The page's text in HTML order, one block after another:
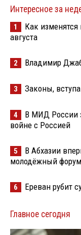
Интересное за
1
Как
августа
2 Владимир
3 Законы,
4
В МИД России
войне с Россией
5
В Абхазии
молодёжный форум
6 Ереван рубит
Главное сегодня